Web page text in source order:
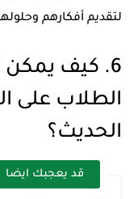
لتقديم أفكارهم
6. كيف يمكن
الطلاب على
الحديث؟
قد يعجبك ايضا